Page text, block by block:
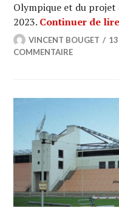
Olympique et du projet
2023. Continuer de lire
VINCENT BOUGET
COMMENTAIRE